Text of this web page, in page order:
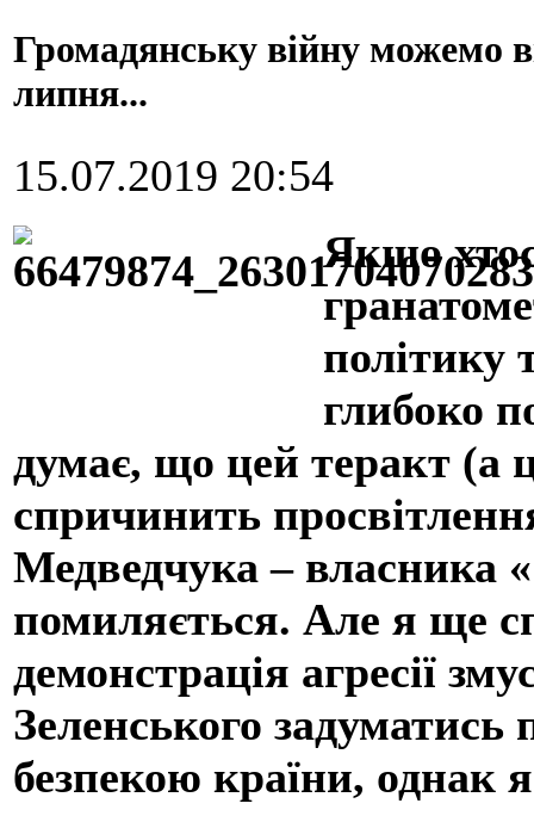
Громадянську війну можемо
липня...
15.07.2019 20:54
Якщо
політику
глибоко
думає, що цей теракт (а
спричинить
Медведчука – власника
помиляється. Але я ще
демонстрація агресії
Зеленського
безпекою країни, однак